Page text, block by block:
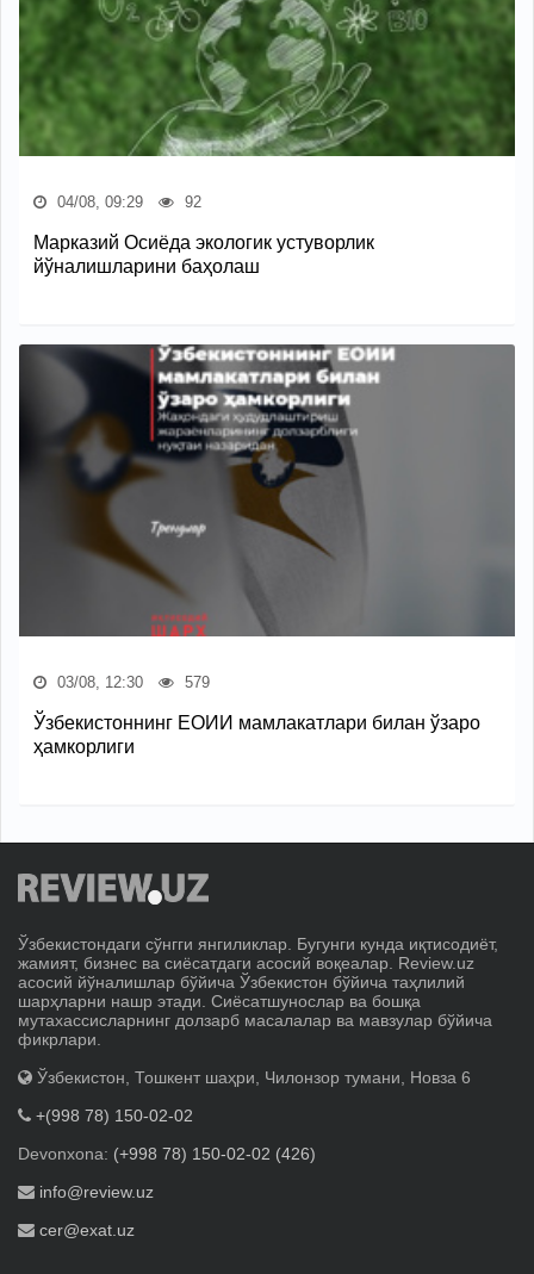
04/08, 09:29 92
Марказий Осиёда экологик устуворлик
йўналишларини баҳолаш
03/08, 12:30 579
Ўзбекистоннинг ЕОИИ мамлакатлари билан ўзаро
ҳамкорлиги
Ўзбекистондаги сўнгги янгиликлар. Бугунги кунда иқтисодиёт,
жамият, бизнес ва сиёсатдаги асосий воқеалар. Review.uz
асосий йўналишлар бўйича Ўзбекистон бўйича таҳлилий
шарҳларни нашр этади. Сиёсатшунослар ва бошқа
мутахассисларнинг долзарб масалалар ва мавзулар бўйича
фикрлари.
Ўзбекистон, Тошкент шаҳри, Чилонзор тумани, Новза 6
+(998 78) 150-02-02
Devonxona: (+998 78) 150-02-02 (426)
info@review.uz
cer@exat.uz